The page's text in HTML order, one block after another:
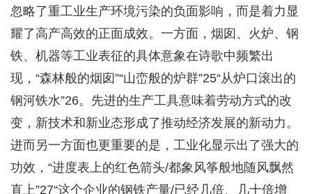
忽略了重工业生产环境污染的负面影响，而是着力显
耀了高产高效的正面成效。一方面，烟囱、火炉、钢
铁、机器等工业表征的具体意象在诗歌中频繁出
现，“森林般的烟囱”“山峦般的炉群”25“从炉口滚出的
钢河铁水”26。先进的生产工具意味着劳动方式的改
变，新技术和新业态形成了推动经济发展的新动力。
进而另一方面也更重要的是，工业化显示出了强大的
功效，“进度表上的红色箭头/都象风筝般地随风飘然
直上”27“这个企业的钢铁产量/已经几倍、几十倍增